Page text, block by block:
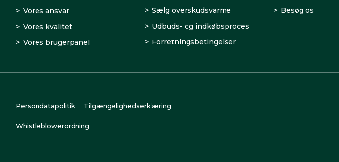
Vores ansvar
Vores kvalitet
Vores brugerpanel
Sælg overskudsvarme
Udbuds- og indkøbsproces
Forretningsbetingelser
Besøg os
Persondatapolitik Tilgængelighedserklæring
Whistleblowerordning